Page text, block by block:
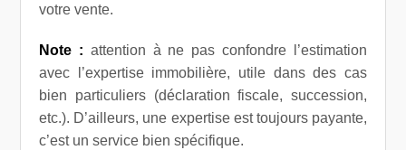
votre vente.
Note : attention à ne pas confondre l’estimation
avec l’expertise immobilière, utile dans des cas
bien particuliers (déclaration fiscale, succession,
etc.). D’ailleurs, une expertise est toujours payante,
c’est un service bien spécifique.